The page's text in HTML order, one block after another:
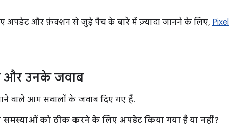
अपडेट और फ़ंक्शन से जुड़े पैच के बारे में ज़्यादा जानने के लिए, Pixel
और उनके जवाब
वाले आम सवालों के जवाब दिए गए हैं.
को ठीक करने के लिए अपडेट किया गया है या नहीं?